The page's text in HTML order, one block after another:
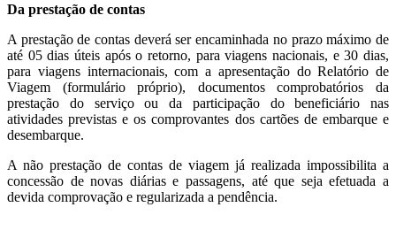
Da prestação de contas
A prestação de contas deverá ser encaminhada no prazo máximo de
até 05 dias úteis após o retorno, para viagens nacionais, e 30 dias,
para viagens internacionais, com a apresentação do Relatório de
Viagem (formulário próprio), documentos comprobatórios da
prestação do serviço ou da participação do beneficiário nas
atividades previstas e os comprovantes dos cartões de embarque e
desembarque.
A não prestação de contas de viagem já realizada impossibilita a
concessão de novas diárias e passagens, até que seja efetuada a
devida comprovação e regularizada a pendência.